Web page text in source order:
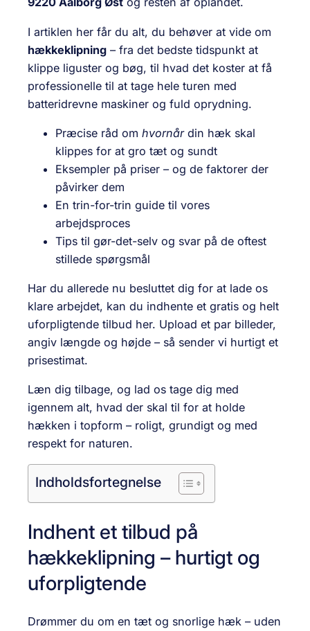
I artiklen her får du alt, du behøver at vide om
hækkeklipning – fra det bedste tidspunkt at
klippe liguster og bøg, til hvad det koster at få
professionelle til at tage hele turen med
batteridrevne maskiner og fuld oprydning.
Præcise råd om hvornårdin hæk skal
klippes for at gro tæt og sundt
Eksempler på priser – og de faktorer der
påvirker dem
En trin-for-trin guide til vores
arbejdsproces
Tips til gør-det-selv og svar på de oftest
stillede spørgsmål
Har du allerede nu besluttet dig for at lade os
klare arbejdet, kan du indhente et gratis og helt
uforpligtende tilbud her. Upload et par billeder,
angiv længde og højde – så sender vi hurtigt et
prisestimat.
Læn dig tilbage, og lad os tage dig med
igennem alt, hvad der skal til for at holde
hækken i topform – roligt, grundigt og med
respekt for naturen.
Indholdsfortegnelse
Indhent et tilbud på
hækkeklipning – hurtigt og
uforpligtende
Drømmer du om en tæt og snorlige hæk – uden